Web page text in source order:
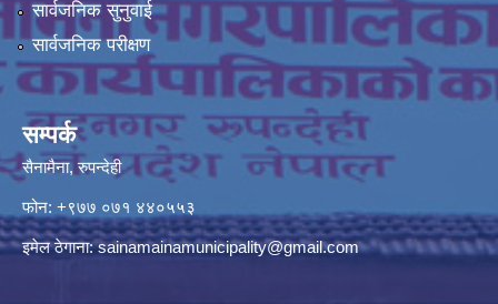
सार्वजनिक सुनुवाई
सार्वजनिक परीक्षण
सम्पर्क
सैनामैना, रुपन्देही
फोन: +९७७ ०७१ ४४०५५३
इमेल ठेगाना:sainamainamunicipality@gmail.com